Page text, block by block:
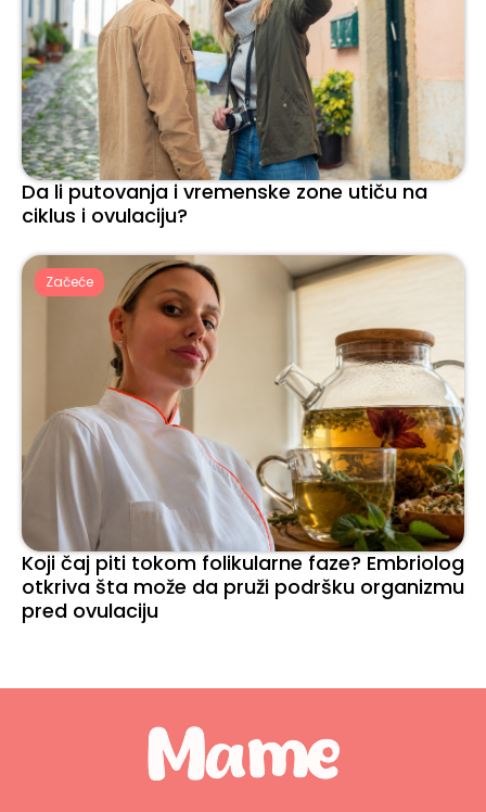
Da li putovanja i vremenske zone utiču na
ciklus i ovulaciju?
Začeće
Koji čaj piti tokom folikularne faze? Embriolog
otkriva šta može da pruži podršku organizmu
pred ovulaciju